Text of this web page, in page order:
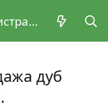
Регистрация
дуб